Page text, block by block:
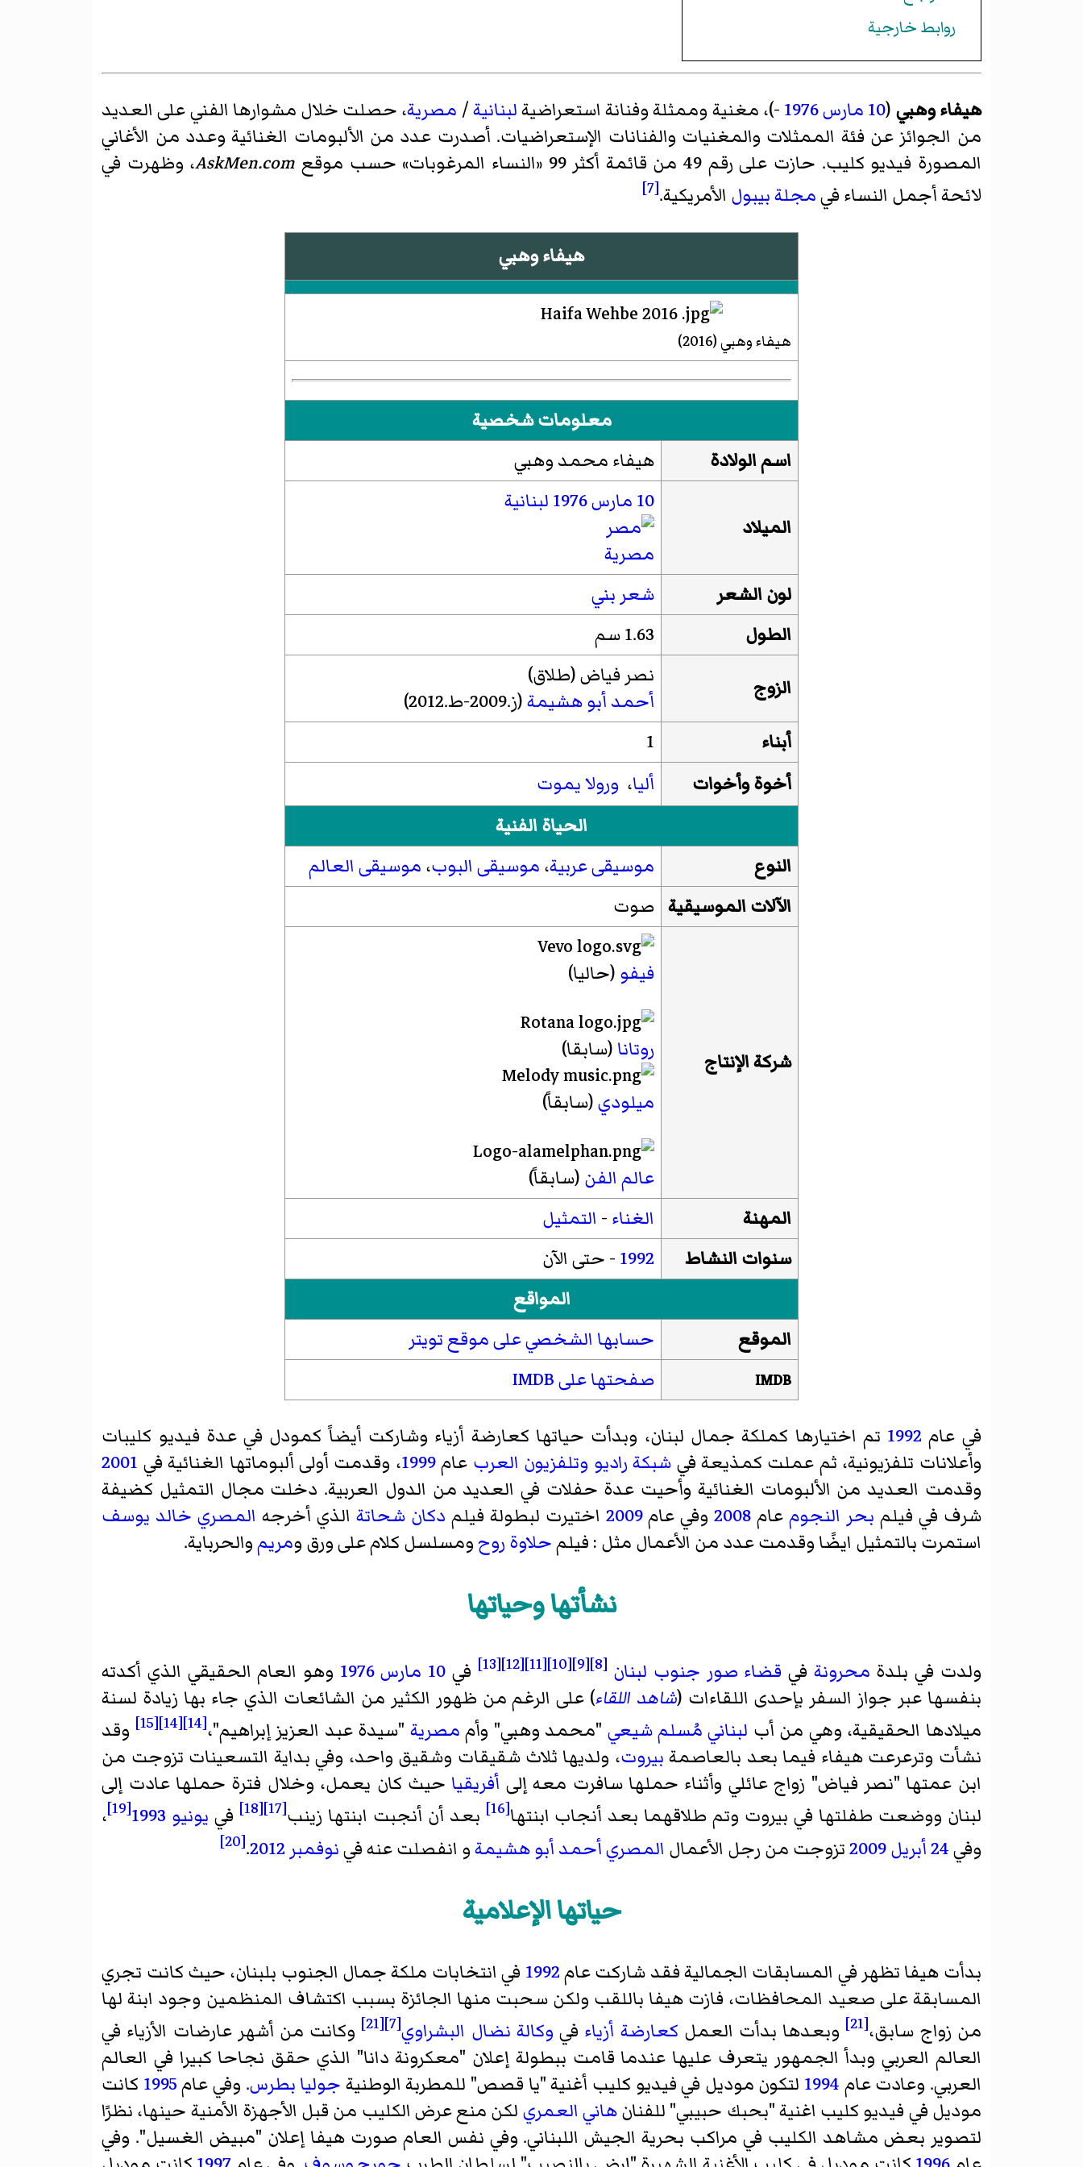
روابط خارجية
هيفاء وهبي (10 مارس 1976 -)، مغنية وممثلة وفنانة استعراضيةلبنانية/ مصرية، حصلت خلال مشوارها الفني على العديد
من الجوائز عن فئة الممثلات والمغنيات والفنانات الإستعراضيات. أصدرت عدد من الألبومات الغنائية وعدد من الأغاني
المصورة فيديو كليب. حازت على رقم 49 من قائمة أكثر 99 «النساء المرغوبات» حسب موقع
AskMen.com، وظهرت في
لائحة أجمل النساء فيمجلة بيبول الأمريكية.[7]
هيفاء وهبي
هيفاء وهبي (2016)
معلومات شخصية
اسم الولادة
هيفاء محمد وهبي
الميلاد
10 مارس 1976 لبنانية
مصرية
لون الشعر
شعر بني
الطول
1.63 سم
الزوج
نصر فياض (طلاق)
أحمد أبو هشيمة(ز.2009-ط.2012)
أبناء
1
أخوة وأخوات
أليا، ورولا يموت
الحياة الفنية
النوع
موسيقى عربية، موسيقى البوب، موسيقى العالم
الآلات الموسيقية صوت
شركة الإنتاج
فيفو (حاليا)
روتانا (سابقا)
ميلودي(سابقاً)
عالم الفن (سابقاً)
المهنة
الغناء - التمثيل
سنوات النشاط
1992 - حتى الآن
المواقع
الموقع
حسابها الشخصي على موقع تويتر
IMDB صفحتها على IMDB
في عام 1992 تم اختيارها كملكة جمال لبنان، وبدأت حياتها كعارضة أزياء وشاركت أيضاً كمودل في عدة فيديو كليبات
وأعلانات تلفزيونية، ثم عملت كمذيعة في شبكة راديو وتلفزيون العرب عام1999، وقدمت أولى ألبوماتها الغنائية في 2001
وقدمت العديد من الألبومات الغنائية وأحيت عدة حفلات في العديد من الدول العربية. دخلت مجال التمثيل كضيفة
شرف في فيلم بحر النجومعام 2008وفي عام2009 اختيرت لبطولة فيلم دكان شحاتة الذي أخرجه المصري خالد يوسف
استمرت بالتمثيل ايضًا وقدمت عدد من الأعمال مثل : فيلمحلاوة روحومسلسل كلام على ورق ومريموالحرباية.
نشأتها وحياتها
ولدت في بلدة محرونة في قضاء صور جنوب لبنان [8]
[9]
[10]
[11]
[12]
[13] في 10 مارس 1976 وهو العام الحقيقي الذي أكدته
بنفسها عبر جواز السفر بإحدى اللقاءات (شاهد اللقاء) على الرغم من ظهور الكثير من الشائعات الذي جاء بها زيادة لسنة
ميلادها الحقيقية، وهي من أب لبناني مُسلم شيعي "محمد وهبي" وأم مصرية "سيدة عبد العزيز إبراهيم"،[14]
[14]
[15]
وقد
نشأت وترعرعت هيفاء فيما بعد بالعاصمة بيروت، ولديها ثلاث شقيقات وشقيق واحد، وفي بداية التسعينات تزوجت من
ابن عمتها "نصر فياض" زواج عائلي وأثناء حملها سافرت معه إلى أفريقيا حيث كان يعمل، وخلال فترة حملها عادت إلى
لبنان ووضعت طفلتها في بيروت وتم طلاقهما بعد أنجاب ابنتها[16] بعد أن أنجبت ابنتها زينب[17]
[18] في يونيو 1993
[19]
،
وفي24 أبريل 2009تزوجت من رجل الأعمال المصريأحمد أبو هشيمةو انفصلت عنه فينوفمبر 2012
.
[20]
حياتها الإعلامية
بدأت هيفا تظهر في المسابقات الجمالية فقد شاركت عام1992 في انتخابات ملكة جمال الجنوب بلبنان، حيث كانت تجري
المسابقة على صعيد المحافظات، فازت هيفا باللقب ولكن سحبت منها الجائزة بسبب اكتشاف المنظمين وجود ابنة لها
من زواج سابق،[21] وبعدها بدأت العمل كعارضة أزياء في وكالة نضال البشراوي[7]
[21]
وكانت من أشهر عارضات الأزياء في
العالم العربي وبدأ الجمهور يتعرف عليها عندما قامت ببطولة إعلان "معكرونة دانا" الذي حقق نجاحا كبيرا في العالم
العربي. وعادت عام 1994 لتكون موديل في فيديو كليب أغنية "يا قصص" للمطربة الوطنية جوليا بطرس. وفي عام1995 كانت
موديل في فيديو كليب اغنية "بحبك حبيبي" للفنانهاني العمري لكن منع عرض الكليب من قبل الأجهزة الأمنية حينها، نظرًا
لتصوير بعض مشاهد الكليب في مراكب بحرية الجيش اللبناني. وفي نفس العام صورت هيفا إعلان "مبيض الغسيل". وفي